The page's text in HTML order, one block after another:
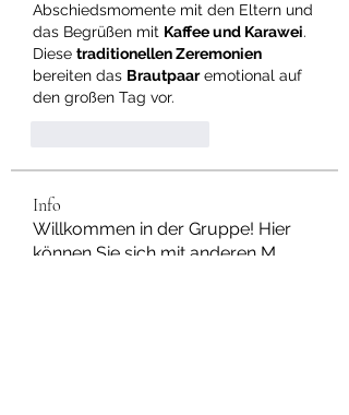
Abschiedsmomente mit den Eltern und
das Begrüßen mit Kaffee und Karawei.
Diese traditionellen Zeremonien
bereiten das Brautpaar emotional auf
den großen Tag vor.
Info
Willkommen in der Gruppe! Hier
können Sie sich mit anderen M